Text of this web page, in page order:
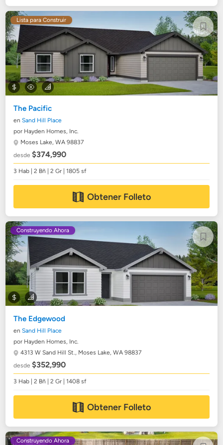
Lista para Construir
The Pacific
enSand Hill Place
por Hayden Homes, Inc.
Moses Lake, WA 98837
desde$374,990
3 Hab | 2 Bñ | 2 Gr | 1805 sf
Obtener Folleto
Construyendo Ahora
The Edgewood
enSand Hill Place
por Hayden Homes, Inc.
4313 W Sand Hill St., Moses Lake, WA 98837
desde$352,990
3 Hab | 2 Bñ | 2 Gr | 1408 sf
Obtener Folleto
Construyendo Ahora